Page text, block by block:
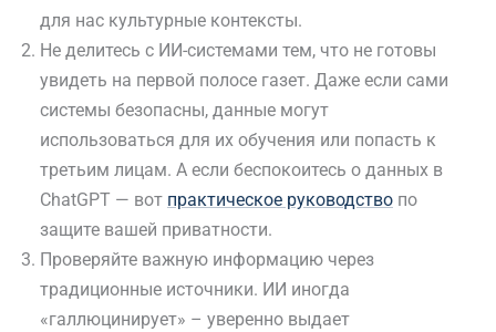
для нас культурные контексты.
Не делитесь с ИИ-системами тем, что не готовы
увидеть на первой полосе газет. Даже если сами
системы безопасны, данные могут
использоваться для их обучения или попасть к
третьим лицам. А если беспокоитесь о данных в
ChatGPT — вот практическое руководство по
защите вашей приватности.
Проверяйте важную информацию через
традиционные источники. ИИ иногда
«галлюцинирует» – уверенно выдает